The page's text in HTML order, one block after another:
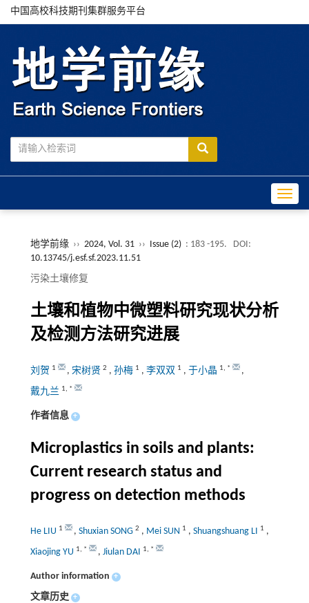
中国高校科技期刊集群服务平台
地学前缘 ›› 2024, Vol. 31 ›› Issue (2) : 183 -195.
DOI:
10.13745/j.esf.sf.2023.11.51
污染土壤修复
土壤和植物中微塑料研究现状分析
及检测方法研究进展
刘贺 1 , 宋树贤 2 , 孙梅 1 , 李双双 1 , 于小晶 1, *
,
戴九兰 1, *
作者信息 +
Microplastics in soils and plants:
Current research status and
progress on detection methods
He LIU 1 , Shuxian SONG 2 , Mei SUN 1 , Shuangshuang LI 1 ,
Xiaojing YU 1, * , Jiulan DAI 1, *
Author information +
文章历史 +